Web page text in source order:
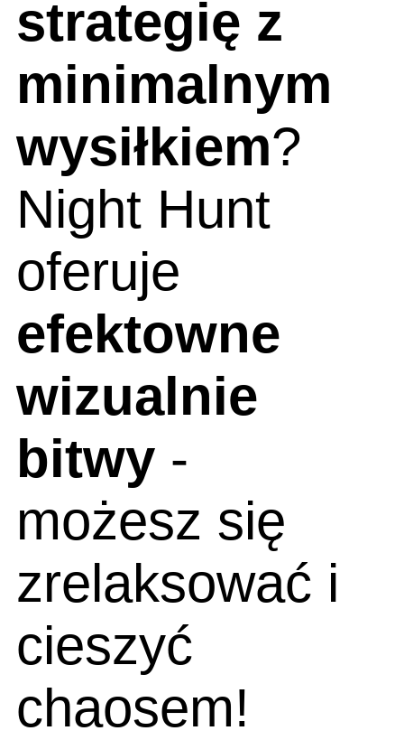
strategię z
minimalnym
wysiłkiem?
Night Hunt
oferuje
efektowne
wizualnie
bitwy-
możesz się
zrelaksować i
cieszyć
chaosem!